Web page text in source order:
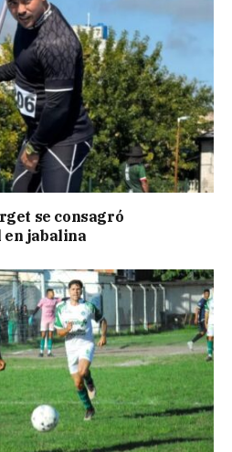
se consagró
en jabalina